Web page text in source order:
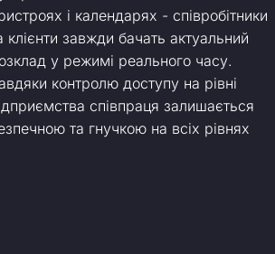
і календарях - співробітники
клієнти завжди бачать актуальний
у режимі реального часу.
контролю доступу на рівні
співпраця залишається
та гнучкою на всіх рівнях